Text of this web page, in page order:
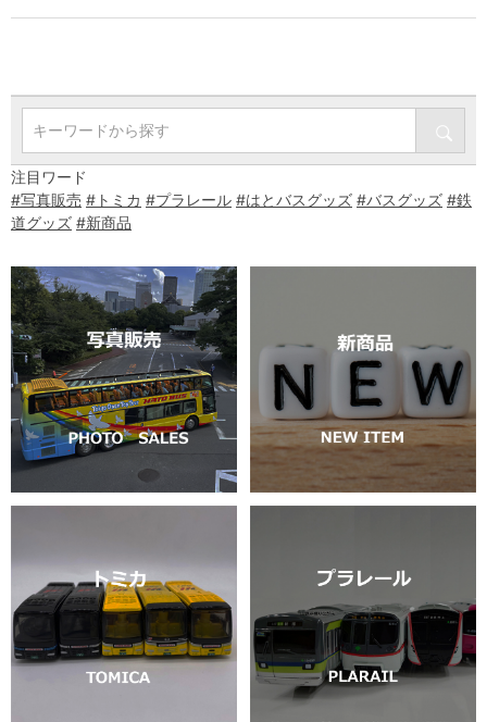
キーワードから探す
注目ワード
#写真販売 #トミカ #プラレール #はとバスグッズ #バスグッズ #鉄
道グッズ #新商品